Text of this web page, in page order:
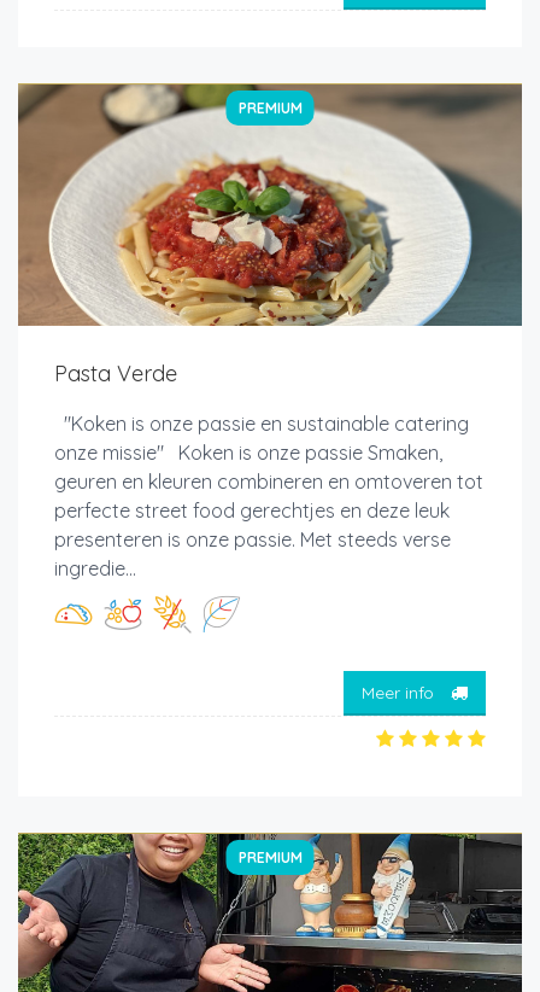
PREMIUM
Pasta Verde
"Koken is onze passie en sustainable catering
onze missie" Koken is onze passie Smaken,
geuren en kleuren combineren en omtoveren tot
perfecte street food gerechtjes en deze leuk
presenteren is onze passie. Met steeds verse
ingredie...
Meer info
PREMIUM